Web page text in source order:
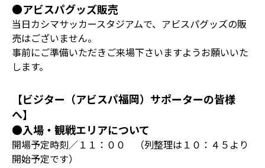
●アビスパグッズ販売
当日カシマサッカースタジアムで、アビスパグッズの販
売はございません。
事前にご準備いただきご来場下さいますようお願いいた
します。
【ビジター（アビスパ福岡）サポーターの皆様
へ】
●入場・観戦エリアについて
開場予定時刻／１１：００ （列整理は１０：４５より
開始予定です）